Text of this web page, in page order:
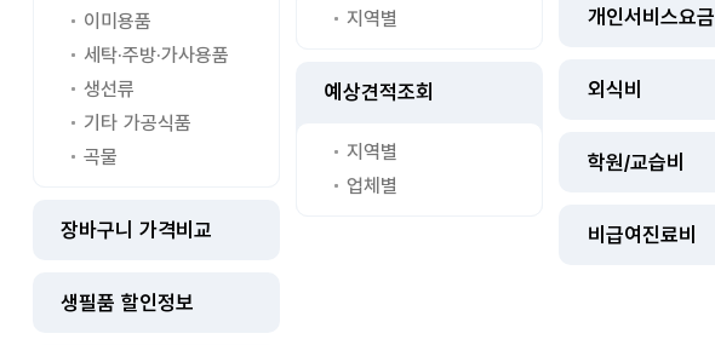
이미용품
세탁·주방·가사용품
생선류
기타 가공식품
곡물
장바구니 가격비교
생필품 할인정보
지역별
예상견적조회
지역별
업체별
개인서비스요금
외식비
학원/교습비
비급여진료비